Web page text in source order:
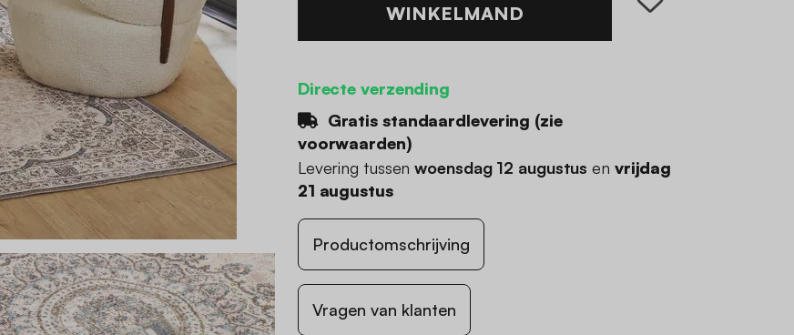
WINKELMAND
Directe verzending
Gratis standaardlevering (zie
voorwaarden)
Levering tussenwoensdag 12 augustus en vrijdag
21 augustus
Productomschrijving
Vragen van klanten